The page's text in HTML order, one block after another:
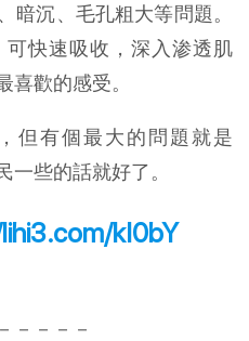
暗沉、毛孔粗大等問題。
快速吸收，深入渗透肌
喜歡的感受。
但有個最大的問題就是
一些的話就好了。
kI0bY
－－－－